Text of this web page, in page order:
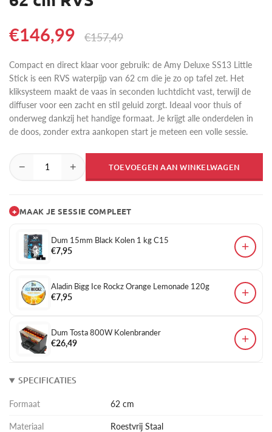
€146,99 €157,49
Compact en direct klaar voor gebruik: de Amy Deluxe SS13 Little
Stick is een RVS waterpijp van 62 cm die je zo op tafel zet. Het
kliksysteem maakt de vaas in seconden luchtdicht vast, terwijl de
diffuser voor een zacht en stil geluid zorgt. Ideaal voor thuis of
onderweg dankzij het handige formaat. Je krijgt alle onderdelen in
de doos, zonder extra aankopen start je meteen een volle sessie.
− + TOEVOEGEN AAN WINKELWAGEN
+ MAAK JE SESSIE COMPLEET
Dum 15mm Black Kolen 1 kg C15
€7,95
+
Aladin Bigg Ice Rockz Orange Lemonade 120g
€7,95
+
Dum Tosta 800W Kolenbrander
€26,49
+
SPECIFICATIES
Formaat 62 cm
Materiaal Roestvrij Staal